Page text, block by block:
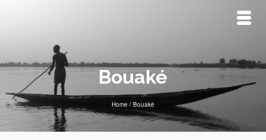
Bouaké
Home / Bouaké